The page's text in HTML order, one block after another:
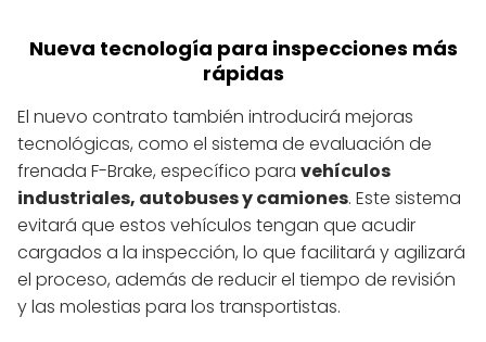
Nueva tecnología para inspecciones más
rápidas
El nuevo contrato también introducirá mejoras
tecnológicas, como el sistema de evaluación de
frenada F-Brake, específico para vehículos
industriales, autobuses y camiones. Este sistema
evitará que estos vehículos tengan que acudir
cargados a la inspección, lo que facilitará y agilizará
el proceso, además de reducir el tiempo de revisión
y las molestias para los transportistas.